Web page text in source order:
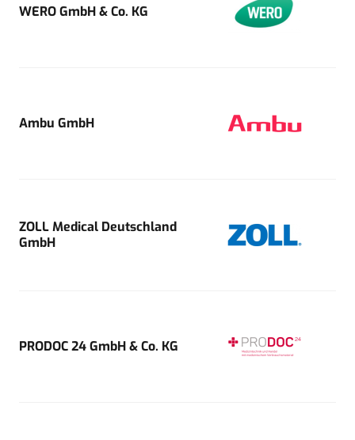
WERO GmbH & Co. KG
Ambu GmbH
ZOLL Medical Deutschland
GmbH
PRODOC 24 GmbH & Co. KG